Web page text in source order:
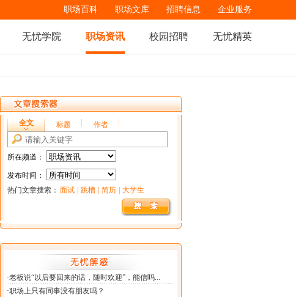
职场百科 职场文库 招聘信息 企业服务
无忧学院 职场资讯 校园招聘 无忧精英